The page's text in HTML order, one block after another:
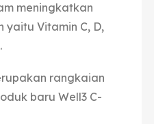
meningkatkan
yaitu Vitamin C, D,
rangkaian
baru Well3 C-